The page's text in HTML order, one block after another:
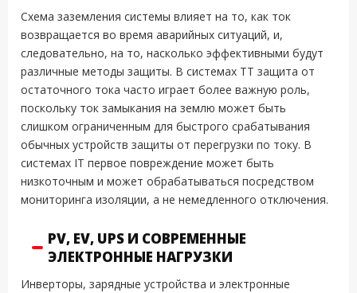
Схема заземления системы влияет на то, как ток
возвращается во время аварийных ситуаций, и,
следовательно, на то, насколько эффективными будут
различные методы защиты. В системах TT защита от
остаточного тока часто играет более важную роль,
поскольку ток замыкания на землю может быть
слишком ограниченным для быстрого срабатывания
обычных устройств защиты от перегрузки по току. В
системах IT первое повреждение может быть
низкоточным и может обрабатываться посредством
мониторинга изоляции, а не немедленного отключения.
PV, EV, UPS И СОВРЕМЕННЫЕ
ЭЛЕКТРОННЫЕ НАГРУЗКИ
Инверторы, зарядные устройства и электронные